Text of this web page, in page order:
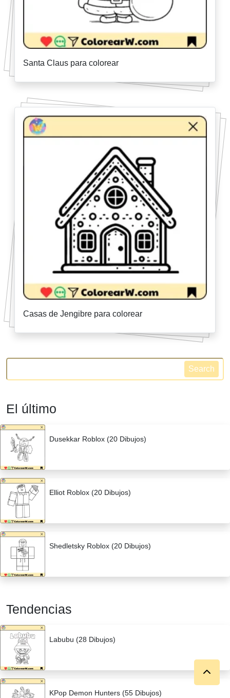
Santa Claus para colorear
Casas de Jengibre para colorear
Search
El último
Dusekkar Roblox (20 Dibujos)
Elliot Roblox (20 Dibujos)
Shedletsky Roblox (20 Dibujos)
Tendencias
Labubu (28 Dibujos)
KPop Demon Hunters (55 Dibujos)